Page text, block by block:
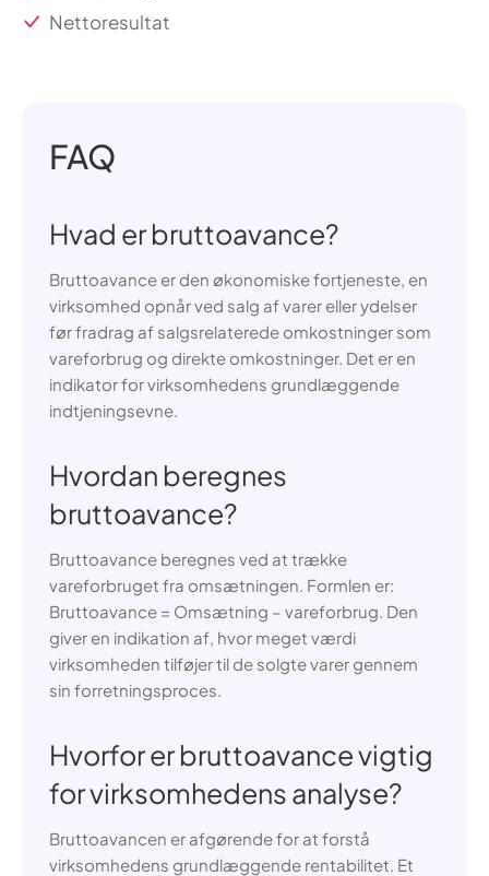
Nettoresultat
FAQ
Hvad er bruttoavance?
Bruttoavance er den økonomiske fortjeneste, en
virksomhed opnår ved salg af varer eller ydelser
før fradrag af salgsrelaterede omkostninger som
vareforbrug og direkte omkostninger. Det er en
indikator for virksomhedens grundlæggende
indtjeningsevne.
Hvordan beregnes
bruttoavance?
Bruttoavance beregnes ved at trække
vareforbruget fra omsætningen. Formlen er:
Bruttoavance = Omsætning – vareforbrug. Den
giver en indikation af, hvor meget værdi
virksomheden tilføjer til de solgte varer gennem
sin forretningsproces.
Hvorfor er bruttoavance vigtig
for virksomhedens analyse?
Bruttoavancen er afgørende for at forstå
virksomhedens grundlæggende rentabilitet. Et